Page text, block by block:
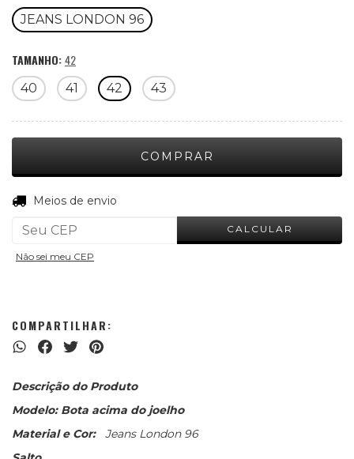
JEANS LONDON 96
TAMANHO:42
40 41 42 43
Entregas para o CEP:
Meios de envio
CALCULAR
Não sei meu CEP
COMPARTILHAR:
Descrição do Produto
Modelo: Bota acima do joelho
Material e Cor:
Jeans London 96